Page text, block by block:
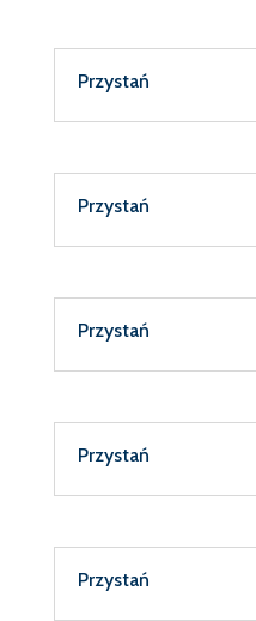
Przystań
Przystań
Przystań
Przystań
Przystań